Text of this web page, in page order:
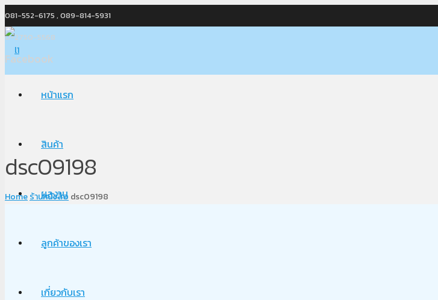
081-552-6175 , 089-814-5931
0-2750-5568
Facebook
หน้าแรก
สินค้า
ผลงาน
ลูกค้าของเรา
เกี่ยวกับเรา
dsc09198
Homeร้านหนังสือ dsc09198